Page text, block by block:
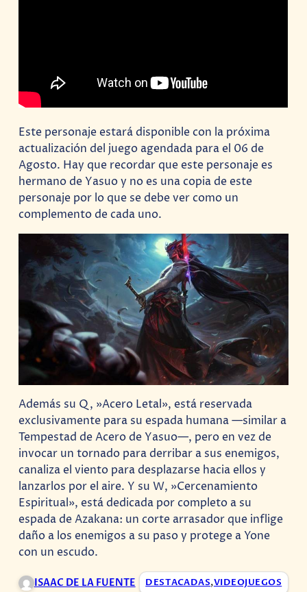
Este personaje estará disponible con la próxima
actualización del juego agendada para el 06 de
Agosto. Hay que recordar que este personaje es
hermano de Yasuo y no es una copia de este
personaje por lo que se debe ver como un
complemento de cada uno.
Además su Q, »Acero Letal», está reservada
exclusivamente para su espada humana —similar a
Tempestad de Acero de Yasuo—, pero en vez de
invocar un tornado para derribar a sus enemigos,
canaliza el viento para desplazarse hacia ellos y
lanzarlos por el aire. Y su W, »Cercenamiento
Espiritual», está dedicada por completo a su
espada de Azakana: un corte arrasador que inflige
daño a los enemigos a su paso y protege a Yone
con un escudo.
ISAAC DE LA FUENTE DESTACADAS,VIDEOJUEGOS